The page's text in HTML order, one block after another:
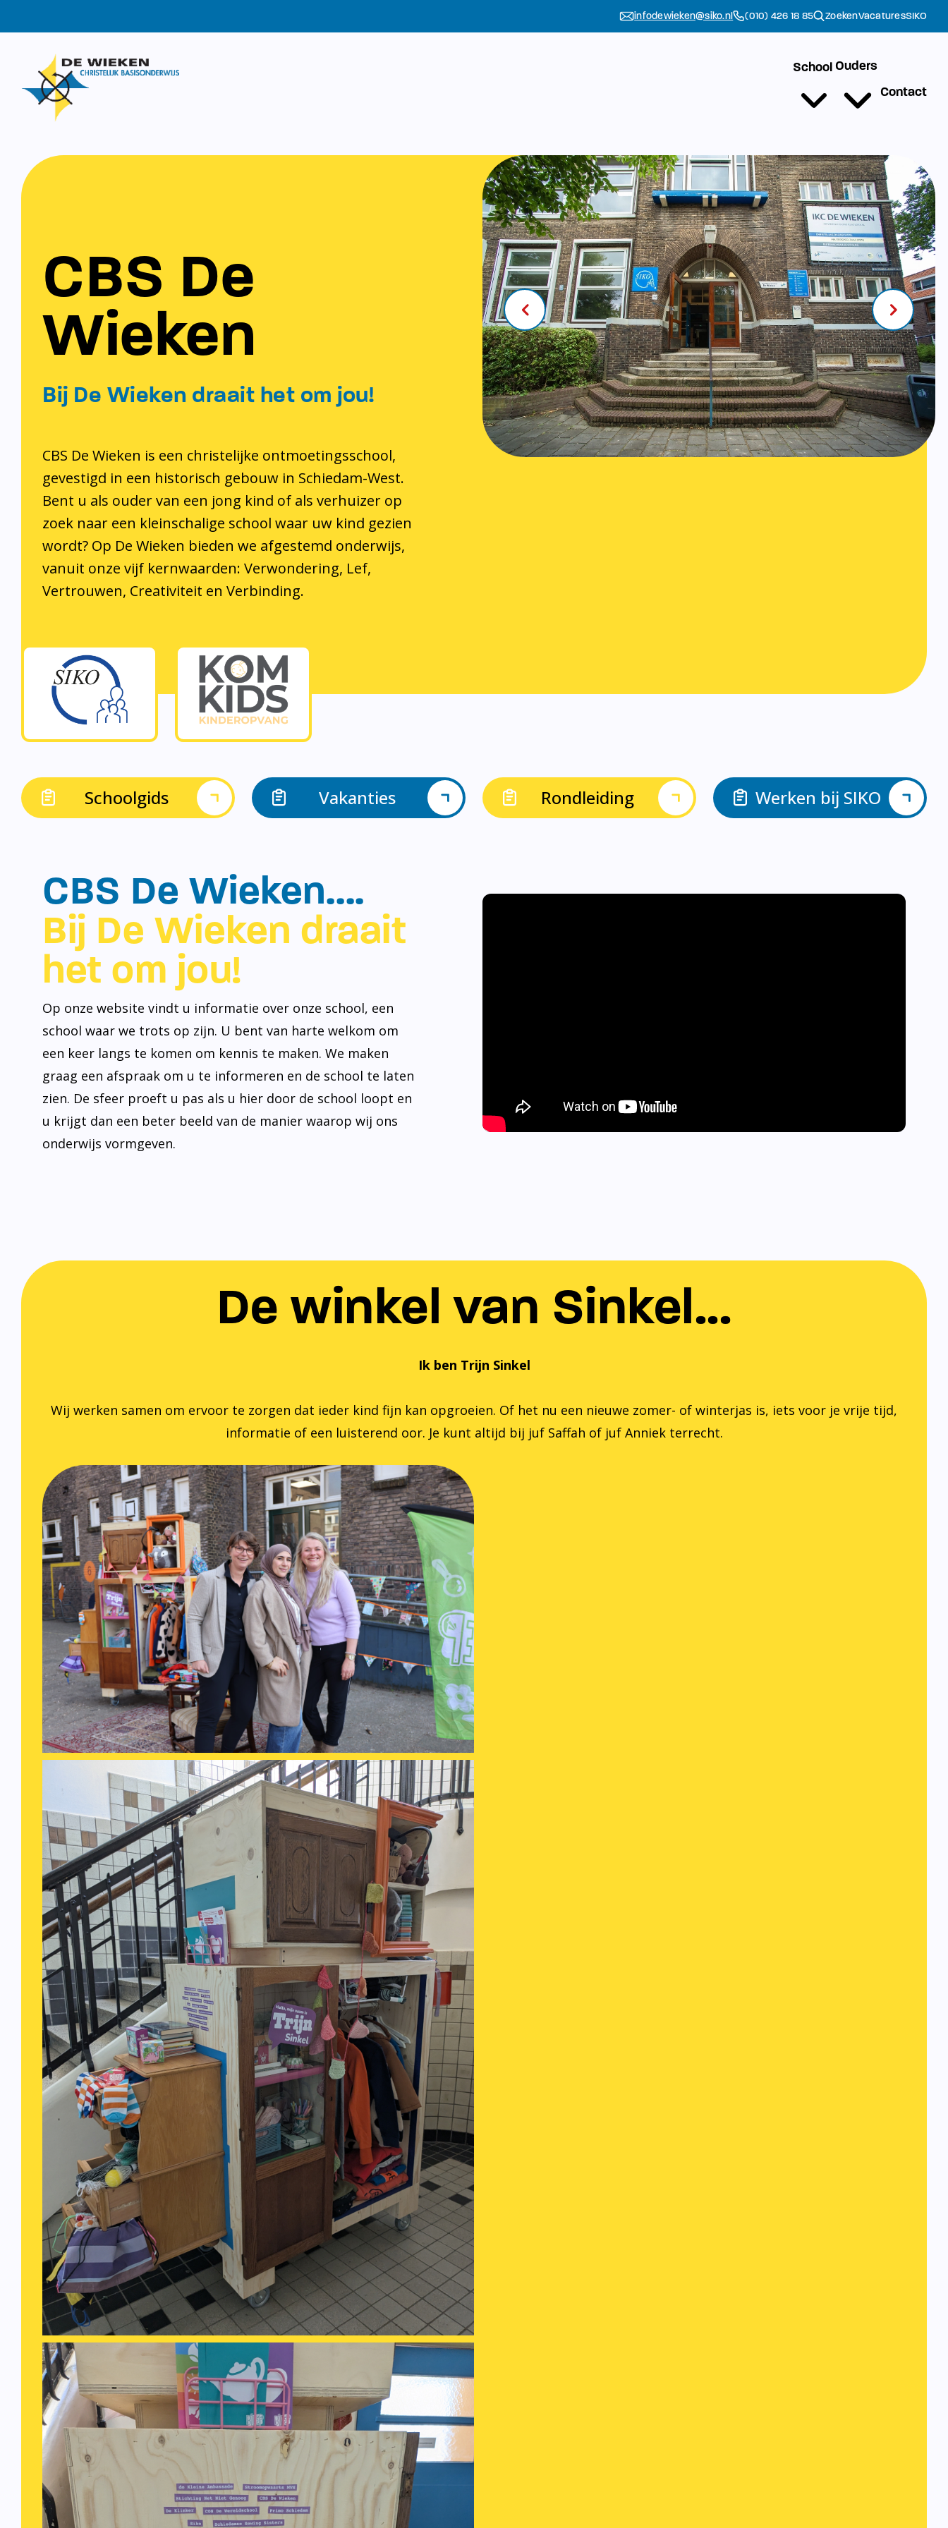
infodewieken@siko.nl (010) 426 18 85 ZoekenVacaturesSIKO
School Ouders
Contact
CBS De
Wieken
Bij De Wieken draait het om jou!
CBS De Wieken is een christelijke ontmoetingsschool,
gevestigd in een historisch gebouw in Schiedam-West.
Bent u als ouder van een jong kind of als verhuizer op
zoek naar een kleinschalige school waar uw kind gezien
wordt? Op De Wieken bieden we afgestemd onderwijs,
vanuit onze vijf kernwaarden: Verwondering, Lef,
Vertrouwen, Creativiteit en Verbinding.
Schoolgids Vakanties Rondleiding Werken bij SIKO
CBS De Wieken….
Bij De Wieken draait
het om jou!
Op onze website vindt u informatie over onze school, een
school waar we trots op zijn. U bent van harte welkom om
een keer langs te komen om kennis te maken. We maken
graag een afspraak om u te informeren en de school te laten
zien. De sfeer proeft u pas als u hier door de school loopt en
u krijgt dan een beter beeld van de manier waarop wij ons
onderwijs vormgeven.
De winkel van Sinkel...
Ik ben Trijn Sinkel
Wij werken samen om ervoor te zorgen dat ieder kind fijn kan opgroeien. Of het nu een nieuwe zomer- of winterjas is, iets voor je vrije tijd,
informatie of een luisterend oor. Je kunt altijd bij juf Saffah of juf Anniek terrecht.